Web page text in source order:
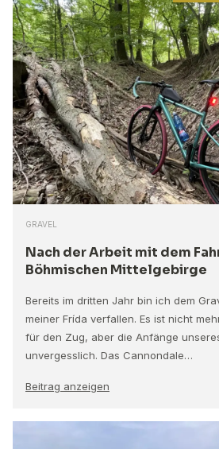
GRAVEL
Nach der Arbeit mit dem
Böhmischen Mittelgebirge
Bereits im dritten Jahr bin ich dem
meiner Frída verfallen. Es ist nicht
für den Zug, aber die Anfänge
unvergesslich. Das Cannondale…
Beitrag anzeigen